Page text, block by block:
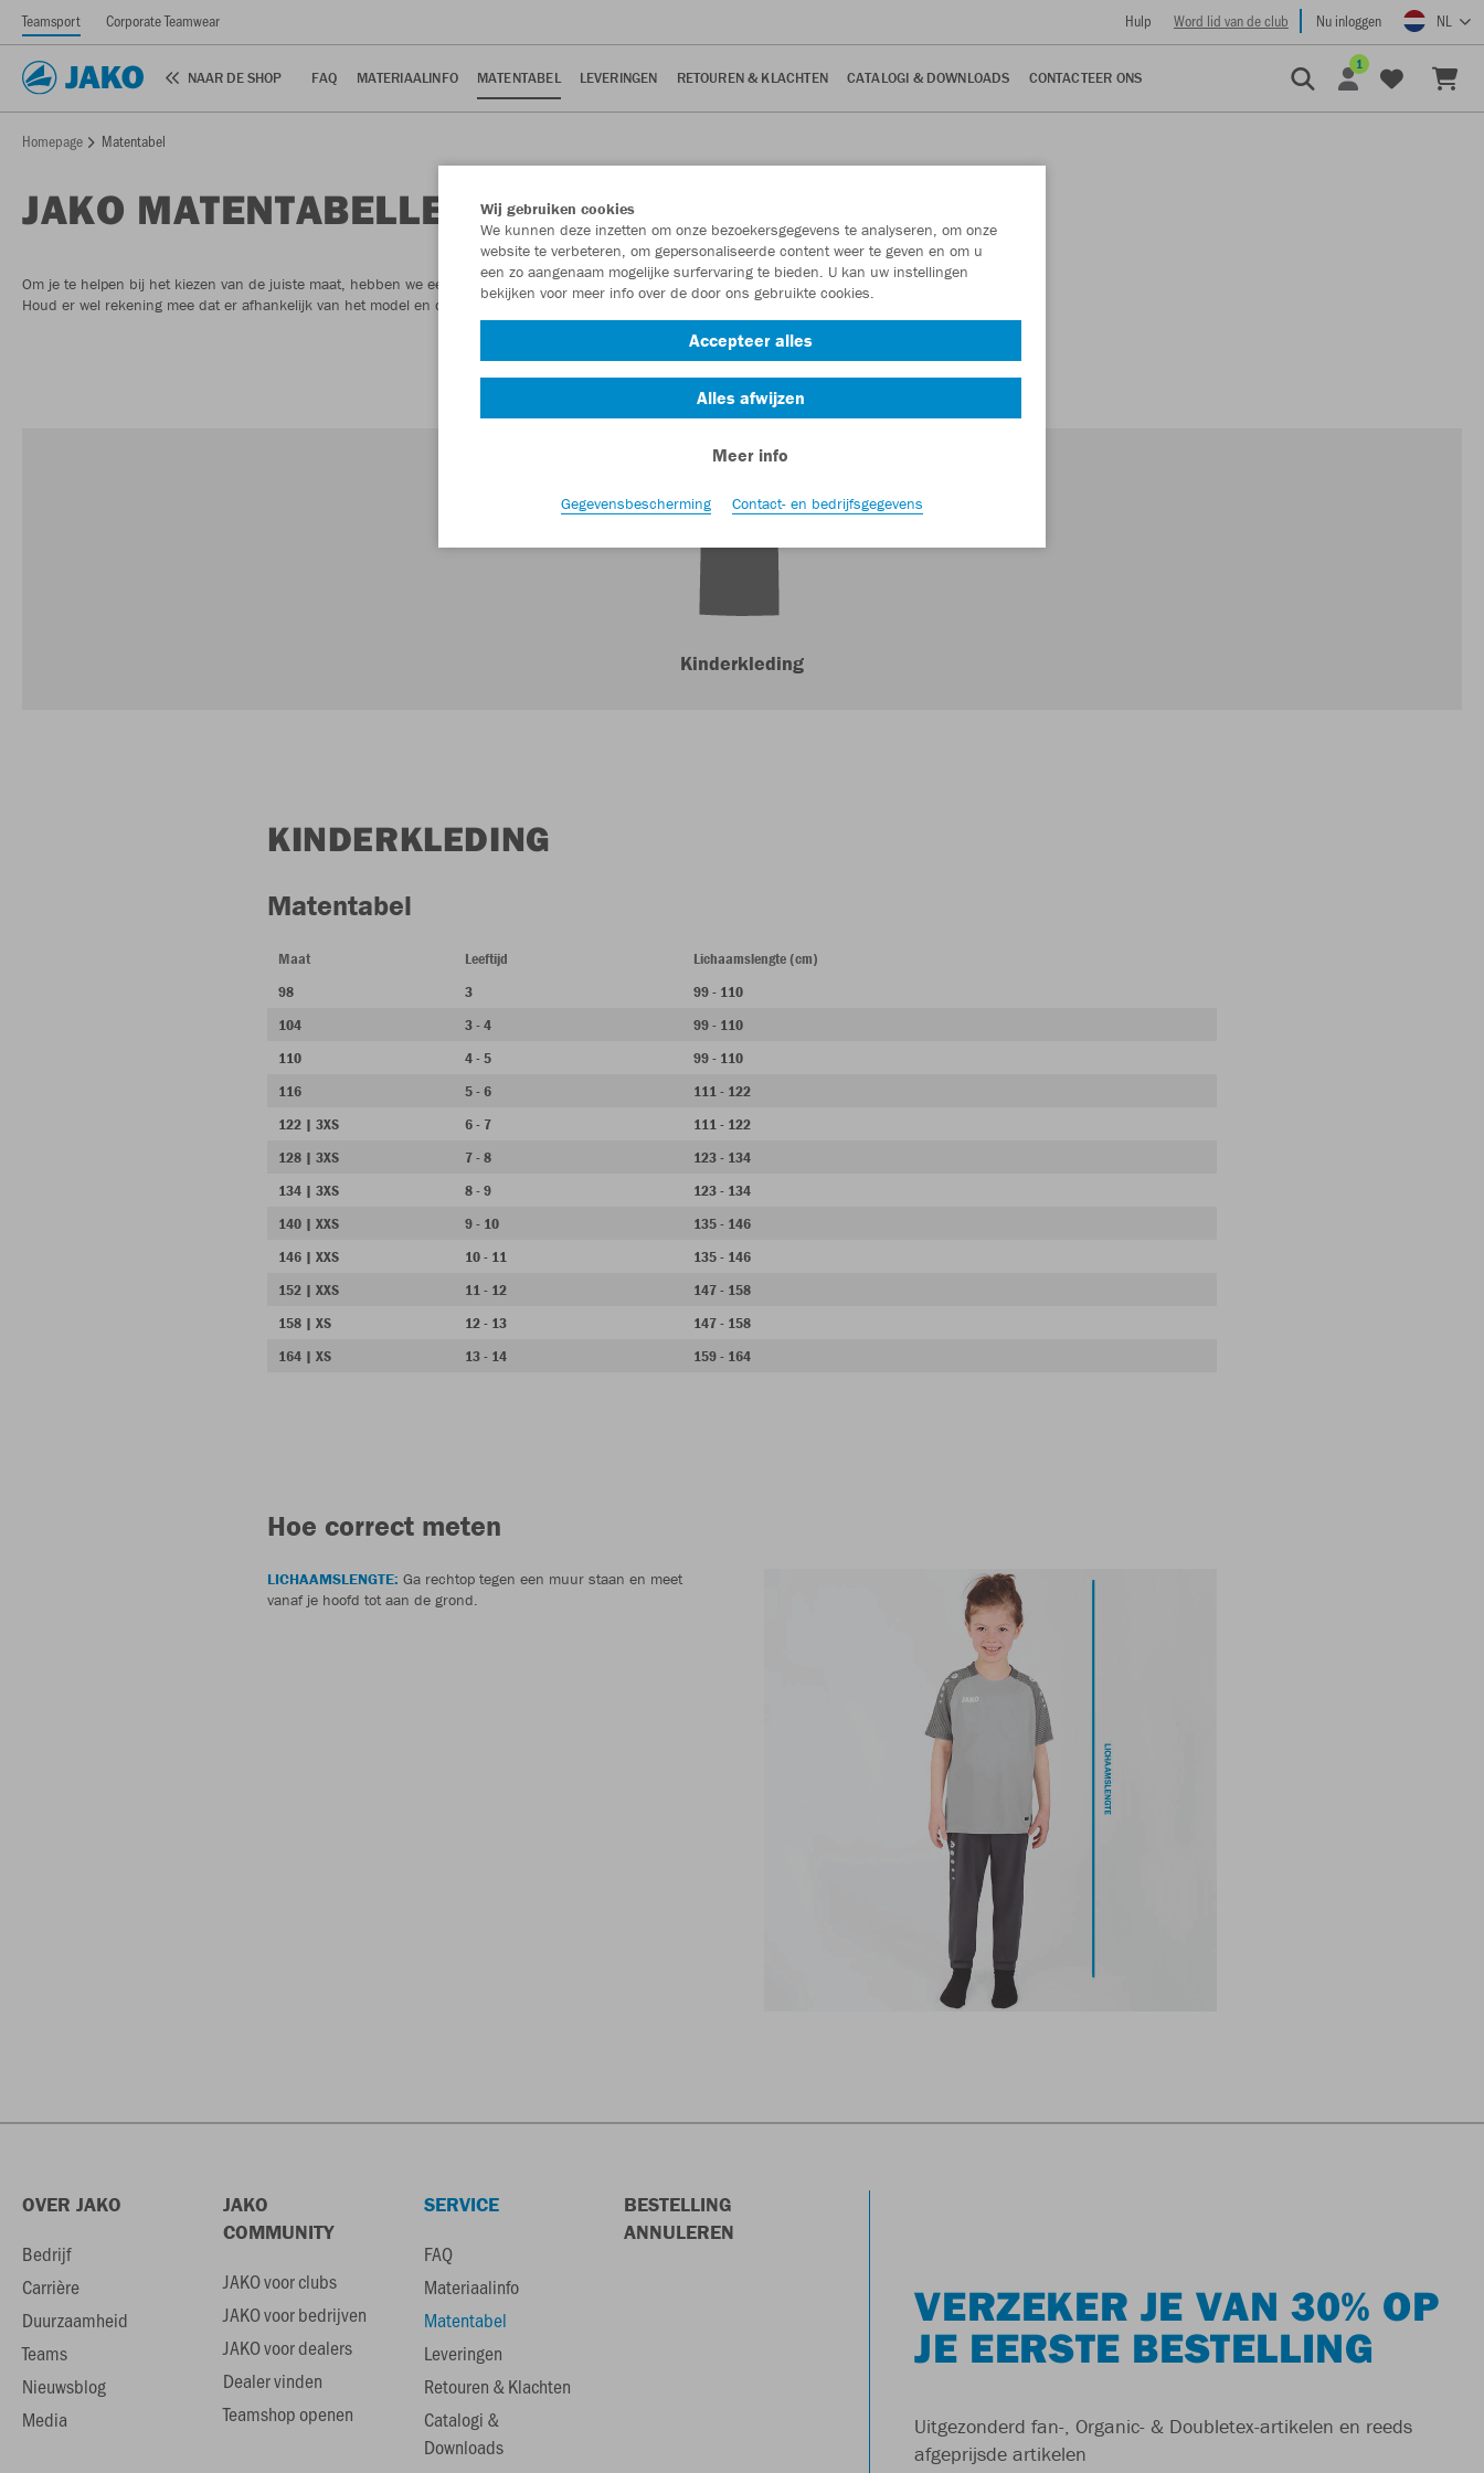
Teamsport Corporate Teamwear Hulp Word lid van de club Nu inloggen NL
NAAR DE SHOP FAQ MATERIAALINFO MATENTABEL LEVERINGEN RETOUREN & KLACHTEN CATALOGI & DOWNLOADS CONTACTEER ONS
1
Homepage Matentabel
JAKO MATENTABELLEN
Om je te helpen bij het kiezen van de juiste maat, hebben we een matentabel gemaakt, die je als leidraad kan gebruiken.
Houd er wel rekening mee dat er afhankelijk van het model en de snit altijd kleine verschillen mogelijk zijn.
Kinderkleding
KINDERKLEDING
Matentabel
Maat Leeftijd
Lichaamslengte (cm)
98
3
99 - 110
104
3 - 4
99 - 110
110
4 - 5
99 - 110
116
5 - 6
111 - 122
122 | 3XS
6 - 7
111 - 122
128 | 3XS
7 - 8
123 - 134
134 | 3XS
8 - 9
123 - 134
140 | XXS
9 - 10
135 - 146
146 | XXS
10 - 11
135 - 146
152 | XXS
11 - 12
147 - 158
158 | XS
12 - 13
147 - 158
164 | XS
13 - 14 159 - 164
Hoe correct meten
LICHAAMSLENGTE: Ga rechtop tegen een muur staan en meet
vanaf je hoofd tot aan de grond.
OVER JAKO
Bedrijf
Carrière
Duurzaamheid
Teams
Nieuwsblog
Media
JAKO
COMMUNITY
JAKO voor clubs
JAKO voor bedrijven
JAKO voor dealers
Dealer vinden
Teamshop openen
SERVICE
FAQ
Materiaalinfo
Matentabel
Leveringen
Retouren & Klachten
Catalogi &
Downloads
BESTELLING
ANNULEREN
VERZEKER JE VAN 30% OP
JE EERSTE BESTELLING
Uitgezonderd fan-, Organic- & Doubletex-artikelen en reeds
afgeprijsde artikelen
Wij gebruiken cookies
We kunnen deze inzetten om onze bezoekersgegevens te analyseren, om onze
website te verbeteren, om gepersonaliseerde content weer te geven en om u
een zo aangenaam mogelijke surfervaring te bieden. U kan uw instellingen
bekijken voor meer info over de door ons gebruikte cookies.
Accepteer alles
Alles afwijzen
Meer info
Gegevensbescherming Contact- en bedrijfsgegevens